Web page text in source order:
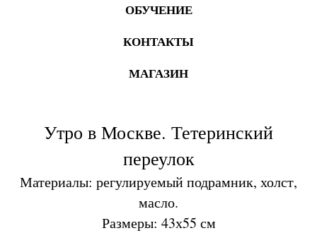
ОБУЧЕНИЕ
КОНТАКТЫ
МАГАЗИН
Утро в Москве. Тетеринский
переулок
Материалы: регулируемый подрамник, холст,
масло.
Размеры: 43х55 см